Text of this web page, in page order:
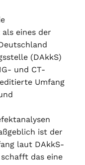
eines der
(DAkkS)
und CT-
Umfang
ist der
laut DAkkS-
das eine